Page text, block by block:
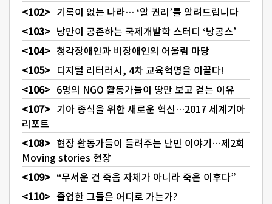
기록이 없는 나라… ‘알 권리’를 알려드립니다
낭만이 공존하는 국제개발학 스터디 ‘낭공스’
청각장애인과 비장애인의 어울림 마당
디지털 리터러시, 4차 교육혁명을 이끌다!
6명의 NGO 활동가들이 땅만 보고 걷는 이유
기아 종식을 위한 새로운 혁신…2017 세계기아
리포트
현장 활동가들이 들려주는 난민 이야기…제2회
Moving stories 현장
“무서운 건 죽음 자체가 아니라 죽은 이후다”
졸업한 그들은 어디로 가는가?